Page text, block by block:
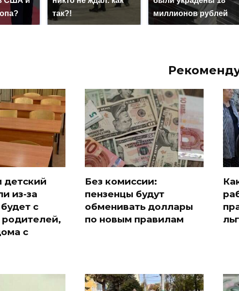
так?!
миллионов рублей
детский
из-за
с
родителей,
с
Без комиссии:
пензенцы будут
обменивать доллары
по новым правилам